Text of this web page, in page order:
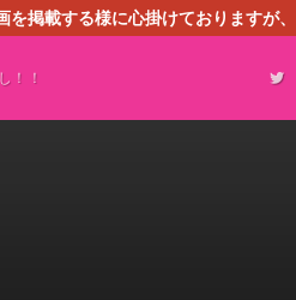
掲載する様に心掛けておりますが
！！